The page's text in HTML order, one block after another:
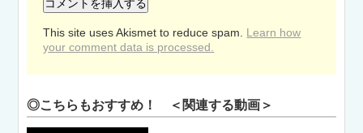
This site uses Akismet to reduce spam. Learn how
your comment data is processed.
◎こちらもおすすめ！ ＜関連する動画＞